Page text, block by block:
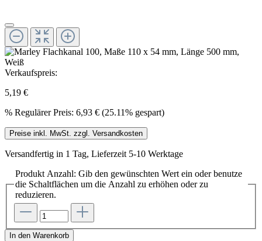
Verkaufspreis:
5,19 €
% Regulärer Preis: 6,93 € (25.11% gespart)
Preise inkl. MwSt. zzgl. Versandkosten
Versandfertig in 1 Tag, Lieferzeit 5-10 Werktage
Produkt Anzahl: Gib den gewünschten Wert ein oder benutze
die Schaltflächen um die Anzahl zu erhöhen oder zu
reduzieren.
In den Warenkorb